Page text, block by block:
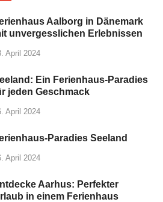
Aalborg in Dänemark
unvergesslichen Erlebnissen
April 2024
Ein Ferienhaus-Paradies
jeden Geschmack
April 2024
Paradies Seeland
April 2024
Aarhus: Perfekter
in einem Ferienhaus